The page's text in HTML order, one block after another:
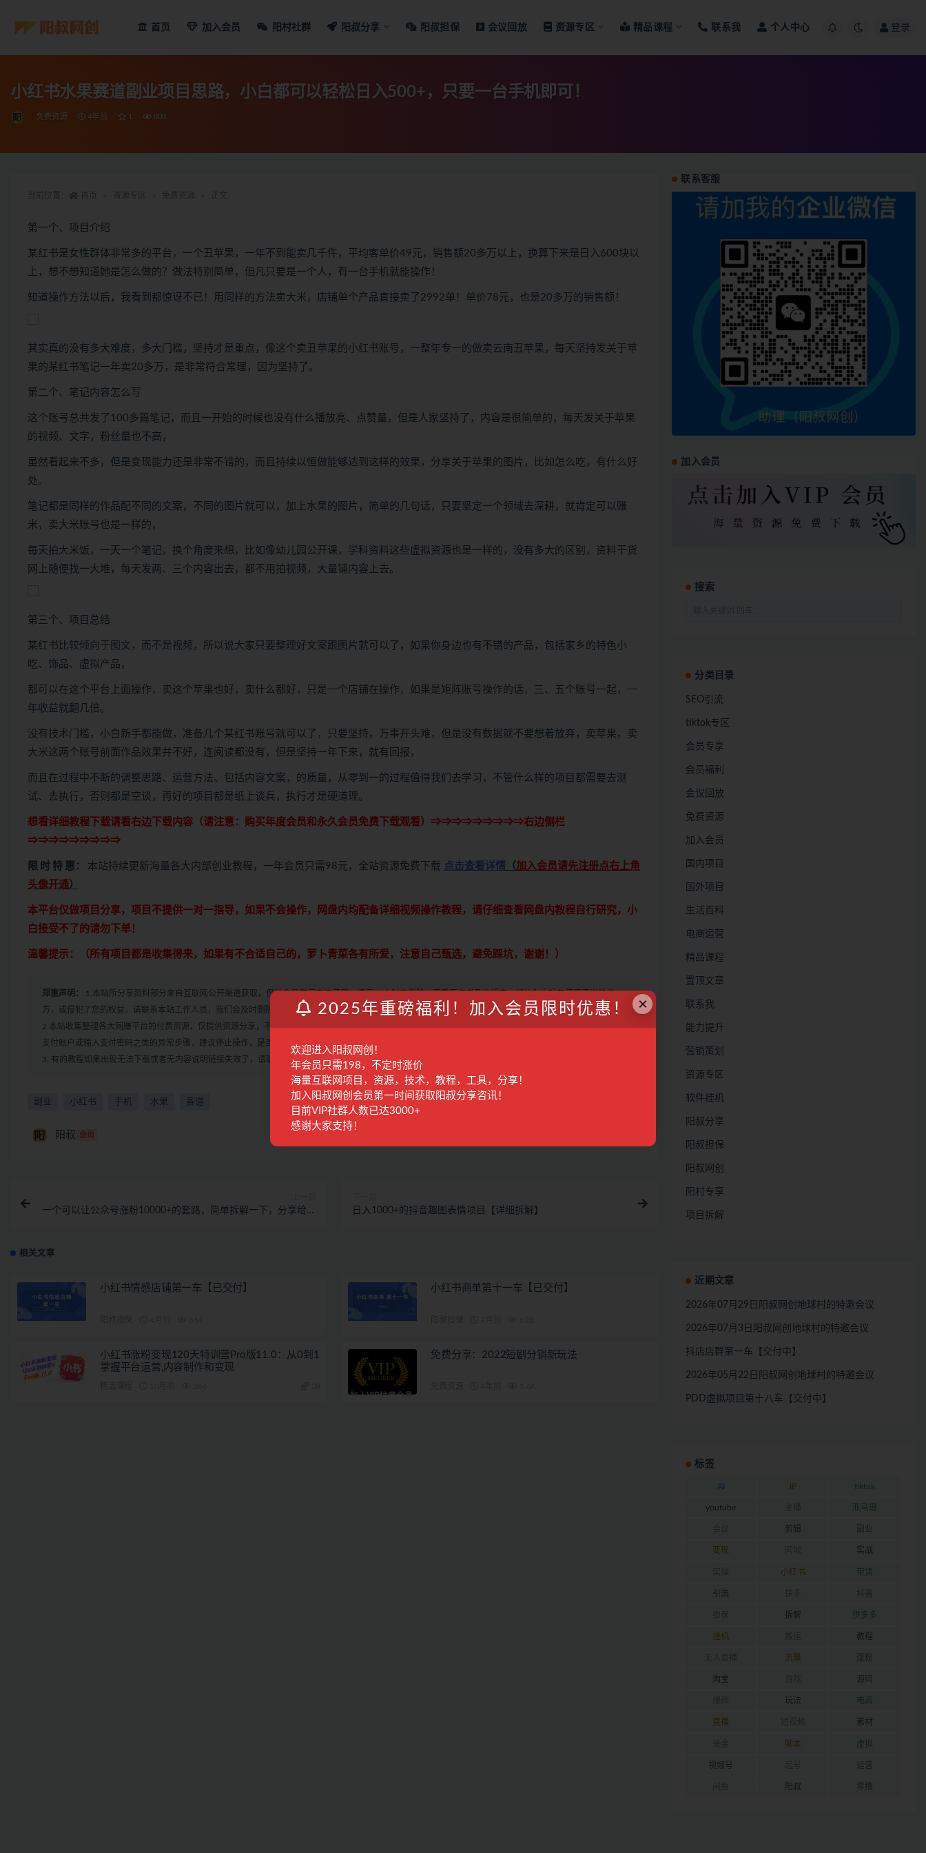
首页 加入会员 阳村社群 阳叔分享 阳叔担保 会议回放 资源专区 精品课程 联系我 个人中心 登录
小红书水果赛道副业项目思路，小白都可以轻松日入500+，只要一台手机即可！
免费资源 4年前 1 808
第一个、项目介绍
某红书是女性群体非常多的平台，一个丑苹果，一年不到能卖几千件，平均客单价49元，销售额20多万以上，换算下来是日入600块以
上，想不想知道她是怎么做的？做法特别简单，但凡只要是一个人，有一台手机就能操作！
知道操作方法以后，我看到都惊讶不已！用同样的方法卖大米，店铺单个产品直接卖了2992单！单价78元，也是20多万的销售额！
其实真的没有多大难度，多大门槛，坚持才是重点，像这个卖丑苹果的小红书账号，一整年专一的做卖云南丑苹果，每天坚持发关于苹
果的某红书笔记一年卖20多万，是非常符合常理，因为坚持了。
第二个、笔记内容怎么写
这个账号总共发了100多篇笔记，而且一开始的时候也没有什么播放亮、点赞量，但是人家坚持了，内容是很简单的，每天发关于苹果
的视频、文字，粉丝量也不高，
虽然看起来不多，但是变现能力还是非常不错的，而且持续以恒做能够达到这样的效果，分享关于苹果的图片，比如怎么吃，有什么好
处。
笔记都是同样的作品配不同的文案，不同的图片就可以，加上水果的图片，简单的几句话，只要坚定一个领域去深耕，就肯定可以赚
米，卖大米账号也是一样的，
每天拍大米饭，一天一个笔记，换个角度来想，比如像幼儿园公开课，学科资料这些虚拟资源也是一样的，没有多大的区别，资料干货
网上随便找一大堆，每天发两、三个内容出去，都不用拍视频，大量铺内容上去。
第三个、项目总结
某红书比较倾向于图文，而不是视频，所以说大家只要整理好文案跟图片就可以了，如果你身边也有不错的产品，包括家乡的特色小
吃、饰品、虚拟产品，
都可以在这个平台上面操作，卖这个苹果也好，卖什么都好，只是一个店铺在操作，如果是矩阵账号操作的话，三、五个账号一起，一
年收益就翻几倍。
没有技术门槛，小白新手都能做，准备几个某红书账号就可以了，只要坚持，万事开头难，但是没有数据就不要想着放弃，卖苹果，卖
大米这两个账号前面作品效果并不好，连阅读都没有，但是坚持一年下来，就有回报，
而且在过程中不断的调整思路、运营方法、包括内容文案，的质量，从零到一的过程值得我们去学习，不管什么样的项目都需要去测
试、去执行，否则都是空谈，再好的项目都是纸上谈兵，执行才是硬道理。
想看详细教程下载请看右边下载内容（请注意： 购买年度会员和永久会员免费下载观看）⇒⇒⇒⇒⇒⇒⇒⇒⇒右边侧栏
⇒⇒⇒⇒⇒⇒⇒⇒⇒
限 时 特 惠： 本站持续更新海量各大内部创业教程，一年会员只需98元，全站资源免费下载 点击查看详情 （加入会员请先注册点右上角
头像开通）
本平台仅做项目分享，项目不提供一对一指导，如果不会操作，网盘内均配备详细视频操作教程，请仔细查看网盘内教程自行研究，小
白接受不了的请勿下单！
温馨提示：（所有项目都是收集得来，如果有不合适自己的，萝卜青菜各有所爱，注意自己甄选，避免踩坑，谢谢！）
郑重声明：
1.本站所分享资料部分来自互联网公开渠道获取，仅供会员学习交流使用，请于24小时内删除，尊重原作者及出版方，如认为本站有使用不当的地
方，或侵犯了您的权益，请联系本站工作人员，我们会及时删除。如果遇到付费才可观看的文章，建议升级本站VIP，全站所有资源“任意下免费看”。
2.本站收集整理各大网赚平台的付费资源，仅提供资源分享，不提供任何的一对一教学指导，不提供任何收益保障，具体请自行分辨测试，如遇充值环节或绑定
支付账户或输入支付密码之类的异常步骤，建议停止操作，是否有风险请自行甄别，本站概不负责！
3. 有的教程如果出现无法下载或者无内容说明链接失效了，请联系客服进行处理。
副业 小红书 手机 水果 赛道
阳叔 会员
一个可以让公众号涨粉10000+的套路，简单拆解一下，分享给有
日入1000+的抖音趣图表情项目【详细拆解】
相关文章
小红书情感店铺第一车【已交付】 小红书商单第十一车【已交付】
小红书涨粉变现120天特训营Pro版11.0：从0到1
掌握平台运营,内容制作和变现
免费分享：2022短剧分销新玩法
联系客服
加入会员
搜索
分类目录
SEO引流
tiktok专区
会员专享
会员福利
会议回放
免费资源
加入会员
国内项目
国外项目
生活百科
电商运营
精品课程
置顶文章
联系我
能力提升
营销策划
资源专区
软件挂机
阳叔分享
阳叔担保
阳叔网创
阳村专享
项目拆解
近期文章
2026年07月29日阳叔网创地球村的特邀会议
2026年07月3日阳叔网创地球村的特邀会议
抖店店群第一车【交付中】
2026年05月22日阳叔网创地球村的特邀会议
PDD虚拟项目第十八车【交付中】
标签
AI IP tiktok
youtube 亚马逊
剪辑 副业
变现 实战
小红书 带货
引流 抖音
拆解 拼多多
挂机 教程
流量 涨粉
淘宝 源码
玩法 电商
直播 素材
脚本 虚拟
视频号 运营
阳叔 零撸
×
2025年重磅福利！加入会员限时优惠！
欢迎进入阳叔网创！
年会员只需198，不定时涨价
海量互联网项目，资源，技术，教程，工具，分享！
加入阳叔网创会员第一时间获取阳叔分享咨讯！
目前VIP社群人数已达3000+
感谢大家支持！